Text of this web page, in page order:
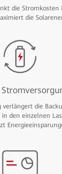
die
die
verlängert die
in den einzelnen